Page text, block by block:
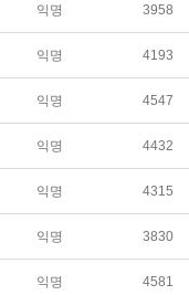
익명 3958
익명 4193
익명 4547
익명 4432
익명 4315
익명 3830
익명 4581